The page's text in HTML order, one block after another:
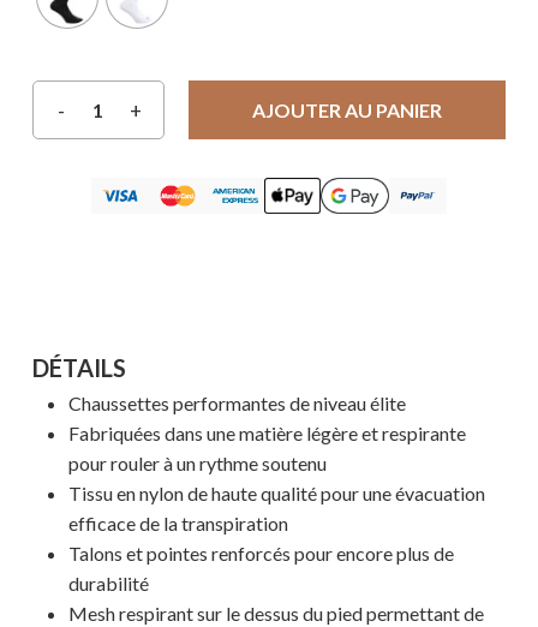
AJOUTER AU PANIER
DÉTAILS
Chaussettes performantes de niveau élite
Fabriquées dans une matière légère et respirante
pour rouler à un rythme soutenu
Tissu en nylon de haute qualité pour une évacuation
efficace de la transpiration
Talons et pointes renforcés pour encore plus de
durabilité
Mesh respirant sur le dessus du pied permettant de